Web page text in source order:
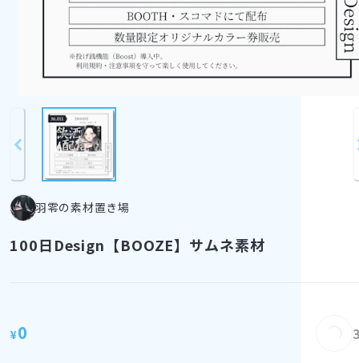
羽零の素材置き場
100日Design【BOOZE】サムネ素材
¥0